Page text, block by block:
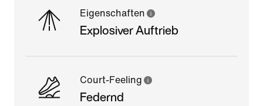
Eigenschaften
Explosiver Auftrieb
Court-Feeling
Federnd